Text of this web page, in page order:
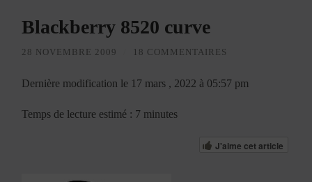
mobile
Blackberry 8520 curve
28 NOVEMBRE 2009 18 COMMENTAIRES
Dernière modification le 17 mars , 2022 à 05:57 pm
Temps de lecture estimé : 7 minutes
J'aime cet article